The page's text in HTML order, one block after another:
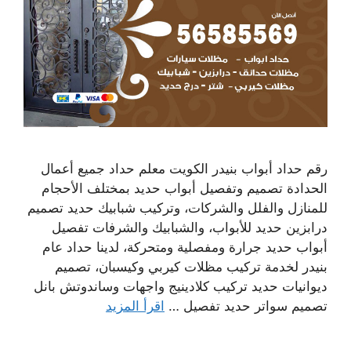
رقم حداد أبواب بنيدر الكويت معلم حداد جميع أعمال
الحدادة تصميم وتفصيل أبواب حديد بمختلف الأحجام
للمنازل والفلل والشركات، وتركيب شبابيك حديد تصميم
درابزين حديد للأبواب، والشبابيك والشرفات تفصيل
أبواب حديد جرارة ومفصلية ومتحركة، لدينا حداد عام
بنيدر لخدمة تركيب مظلات كيربي وكيسبان، تصميم
ديوانيات حديد تركيب كلادينيج واجهات وساندوتش بانل
تصميم سواتر حديد تفصيل … اقرأ المزيد